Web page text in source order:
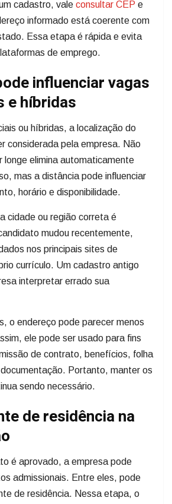
cadastro, vale consultar CEP e
informado está coerente com
Essa etapa é rápida e evita
de emprego.
influenciar vagas
e híbridas
ou híbridas, a localização do
considerada pela empresa. Não
longe elimina automaticamente
mas a distância pode influenciar
horário e disponibilidade.
cidade ou região correta é
mudou recentemente,
nos principais sites de
currículo. Um cadastro antigo
interpretar errado sua
o endereço pode parecer menos
ele pode ser usado para fins
de contrato, benefícios, folha
Portanto, manter os
sendo necessário.
de residência na
é aprovado, a empresa pode
admissionais. Entre eles, pode
de residência. Nessa etapa, o